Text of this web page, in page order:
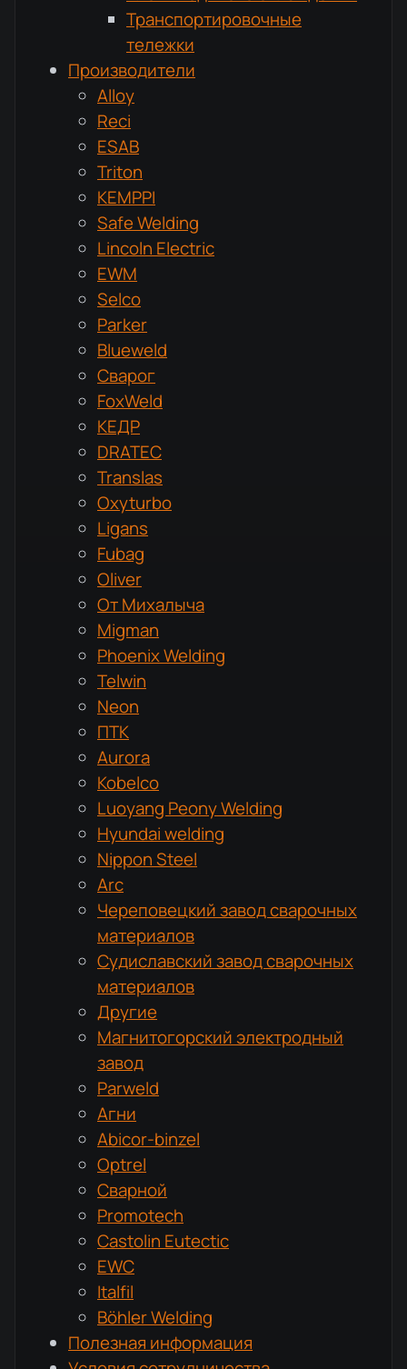
Транспортировочные
тележки
Производители
Alloy
Reci
ESAB
Triton
KEMPPI
Safe Welding
Lincoln Electric
EWM
Selco
Parker
Blueweld
Сварог
FoxWeld
КЕДР
DRATEC
Translas
Oxyturbo
Ligans
Fubag
Oliver
От Михалыча
Migman
Phoenix Welding
Telwin
Neon
ПТК
Aurora
Kobelco
Luoyang Peony Welding
Hyundai welding
Nippon Steel
Arc
Череповецкий завод сварочных
материалов
Судиславский завод сварочных
материалов
Другие
Магнитогорский электродный
завод
Parweld
Агни
Abicor-binzel
Optrel
Сварной
Promotech
Castolin Eutectic
EWC
Italfil
Böhler Welding
Полезная информация